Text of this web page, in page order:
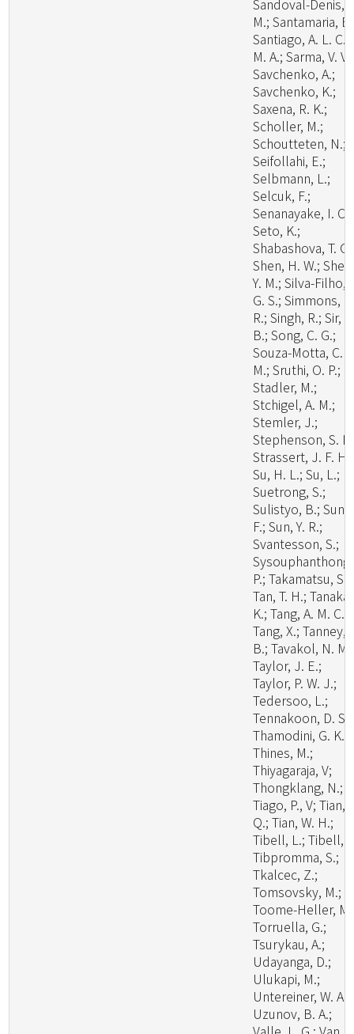
Sandoval-Denis,
M.; Santamaria,
Santiago, A. L. C.
M. A.; Sarma, V. V.;
Savchenko, A.;
Savchenko, K.;
Saxena, R. K.;
Scholler, M.;
Schoutteten, N.;
Seifollahi, E.;
Selbmann, L.;
Selcuk, F.;
Senanayake, I. C.;
Seto, K.;
Shabashova, T.
Shen, H. W.;
Y. M.; Silva-Filho,
G. S.; Simmons,
R.; Singh, R.; Sir,
B.; Song, C. G.;
Souza-Motta, C.
M.; Sruthi, O. P.;
Stadler, M.;
Stchigel, A. M.;
Stemler, J.;
Stephenson, S.
Strassert, J. F. H.;
Su, H. L.; Su, L.;
Suetrong, S.;
Sulistyo, B.; Sun,
F.; Sun, Y. R.;
Svantesson, S.;
Sysouphanthong,
P.; Takamatsu, S.;
Tan, T. H.; Tanaka,
K.; Tang, A. M. C.;
Tang, X.; Tanney,
B.; Tavakol, N. M.;
Taylor, J. E.;
Taylor, P. W. J.;
Tedersoo, L.;
Tennakoon, D. S.;
Thamodini, G. K.;
Thines, M.;
Thiyagaraja, V;
Thongklang, N.;
Tiago, P., V; Tian,
Q.; Tian, W. H.;
Tibell, L.; Tibell,
Tibpromma, S.;
Tkalcec, Z.;
Tomsovsky, M.;
Toome-Heller,
Torruella, G.;
Tsurykau, A.;
Udayanga, D.;
Ulukapi, M.;
Untereiner, W. A.;
Uzunov, B. A.;